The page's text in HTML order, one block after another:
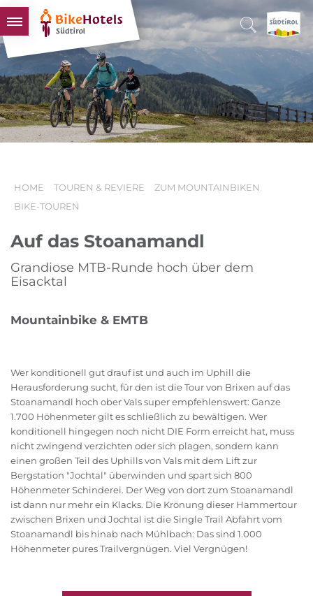
BIKEHOTELS
HOTELS & PAKETE
TOUREN & REVIERE
SÜDTIROL & WIR
HOME TOUREN & REVIERE
ZUM MOUNTAINBIKEN
BIKE-TOUREN
Auf das Stoanamandl
Grandiose MTB-Runde hoch über dem
Eisacktal
Mountainbike & EMTB
Wer konditionell gut drauf ist und auch im Uphill die
Herausforderung sucht, für den ist die Tour von Brixen auf das
Stoanamandl hoch ober Vals super empfehlenswert: Ganze
1.700 Höhenmeter gilt es schließlich zu bewältigen. Wer
konditionell hingegen noch nicht DIE Form erreicht hat, muss
nicht zwingend verzichten oder sich plagen, sondern kann
einen großen Teil des Uphills von Vals mit dem Lift zur
Bergstation "Jochtal" überwinden und spart sich 800
Höhenmeter Schinderei. Der Weg von dort zum Stoanamandl
ist dann nur mehr ein Klacks. Die Krönung dieser Hammertour
zwischen Brixen und Jochtal ist die Single Trail Abfahrt vom
Stoanamandl bis hinab nach Mühlbach: Das sind 1.000
Höhenmeter pures Trailvergnügen. Viel Vergnügen!